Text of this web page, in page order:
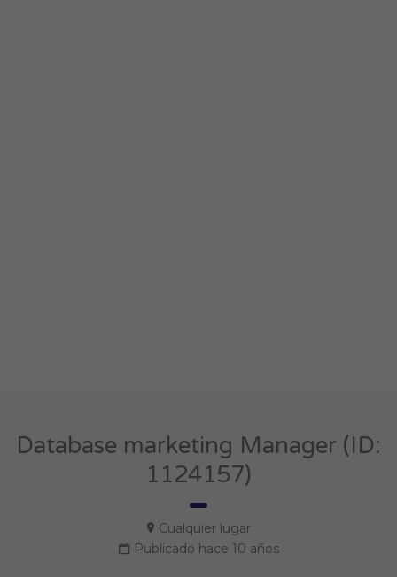
Database marketing Manager (ID:
1124157)
Cualquier lugar
Publicado hace 10 años